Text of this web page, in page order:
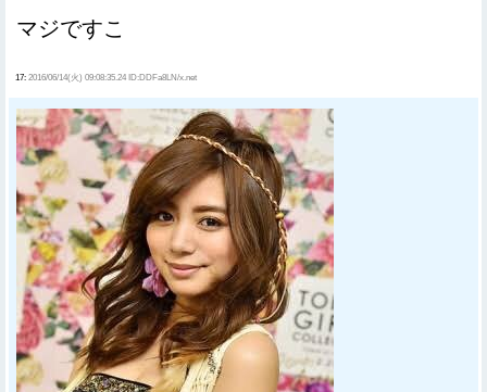
マジですこ
17: 2016/06/14(火) 09:08:35.24 ID:DDFa8LN/x.net